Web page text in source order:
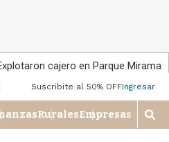
cajero en Parque Miramar
Suscribite al 50% OFFIngresar
RuralesEmpresas
M
o